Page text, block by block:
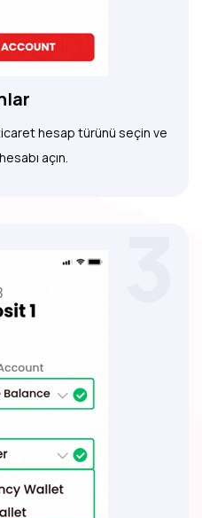
hesap türünü seçin ve
açın.